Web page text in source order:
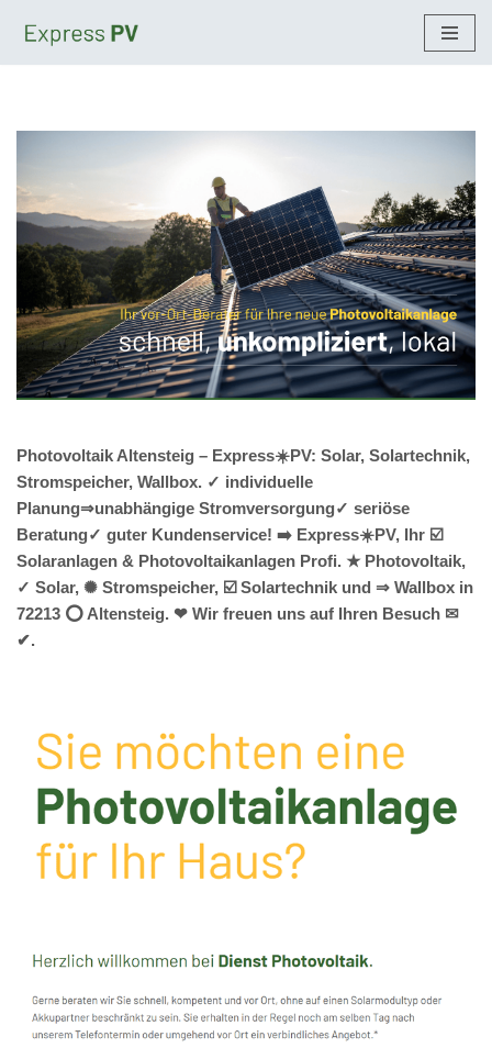
Photovoltaik Altensteig – Express☀️PV️: Solar, Solartechnik,
Stromspeicher, Wallbox. ✓ individuelle
Planung⇒unabhängige Stromversorgung✓ seriöse
Beratung✓ guter Kundenservice! ➡️ Express☀️PV️, Ihr ☑️
Solaranlagen & Photovoltaikanlagen Profi. ★ Photovoltaik,
✓ Solar, ✺ Stromspeicher, ☑️ Solartechnik und ⇒ Wallbox in
72213 ⭕ Altensteig. ❤ Wir freuen uns auf Ihren Besuch ✉
✔.